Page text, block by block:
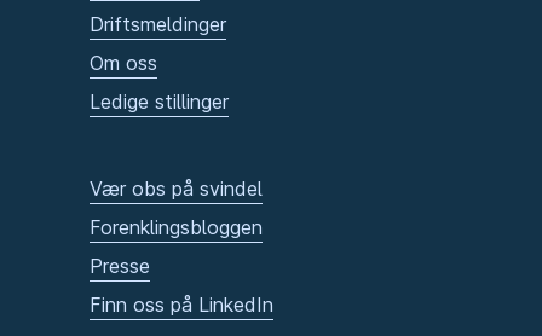
Driftsmeldinger
Om oss
Ledige stillinger
Vær obs på svindel
Forenklingsbloggen
Presse
Finn oss på LinkedIn